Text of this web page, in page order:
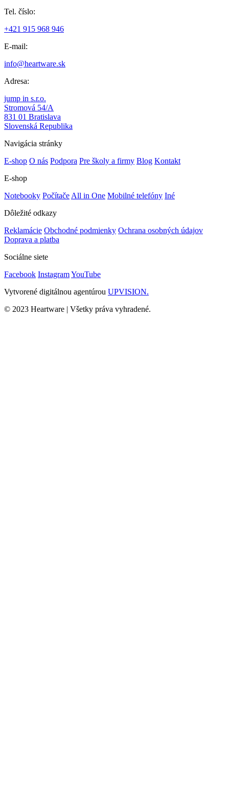
Tel. číslo:
+421 915 968 946
E-mail:
info@heartware.sk
Adresa:
jump in s.r.o.
Stromová 54/A
831 01 Bratislava
Slovenská Republika
Navigácia stránky
E-shop O nás Podpora Pre školy a firmy Blog Kontakt
E-shop
Notebooky Počítače All in One Mobilné telefóny Iné
Dôležité odkazy
Reklamácie Obchodné podmienky Ochrana osobných údajov
Doprava a platba
Sociálne siete
Facebook InstagramYouTube
Vytvorené digitálnou agentúrou UPVISION.
© 2023 Heartware | Všetky práva vyhradené.